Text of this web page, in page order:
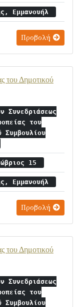
Εμμανουήλ
Προβολή
του Δημοτικού
Συνεδριάσεως
του
Συμβουλίου
15
Εμμανουήλ
Προβολή
του Δημοτικού
Συνεδριάσεως
του
Συμβουλίου